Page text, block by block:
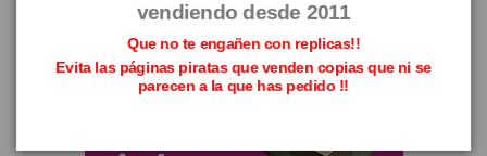
vendiendo desde 2011
Que no te engañen con replicas!!
Evita las páginas piratas que venden copias que ni se
parecen a la que has pedido !!